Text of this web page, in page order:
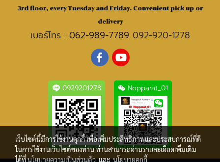
3rd floor, every Tuesday and Friday. Convenient pick up or
delivery
เบอร์โทร : 062-989-7789 092-920-1278
0929201278 Nopparat_01
เว็บไซต์นี้มีการใช้งานคุกกี้ เพื่อเพิ่มประสิทธิภาพและประสบการณ์ที่ดี
ในการใช้งานเว็บไซต์ของท่าน ท่านสามารถอ่านรายละเอียดเพิ่มเติม
ได้ที่นโยบายความเป็นส่วนตัวและนโยบายคุกกี้